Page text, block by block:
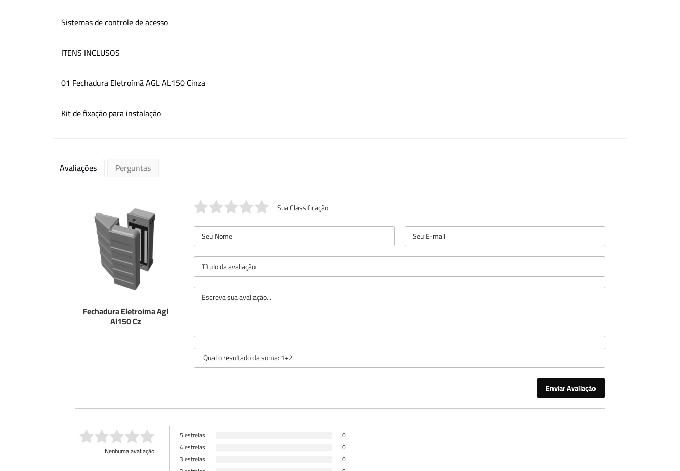
Sistemas de controle de acesso
ITENS INCLUSOS
01 Fechadura Eletroímã AGL AL150 Cinza
Kit de fixação para instalação
Avaliações Perguntas
Fechadura Eletroima Agl
Al150 Cz
Sua Classificação
Nenhuma avaliação
5 estrelas
0
4 estrelas
0
3 estrelas
0